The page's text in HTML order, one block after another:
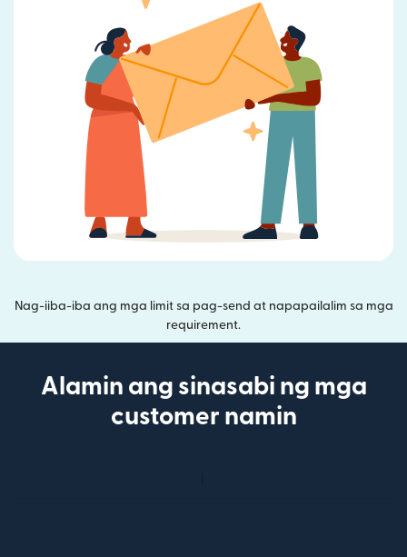
Nag-iiba-iba ang mga limit sa pag-send at napapailalim sa mga
requirement.
Alamin ang sinasabi ng mga
customer namin